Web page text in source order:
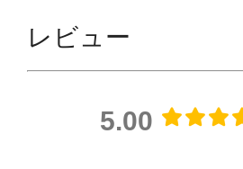
レビュー
5.00